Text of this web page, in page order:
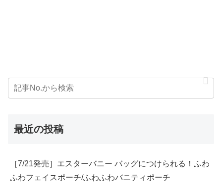
最近の投稿
［7/21発売］エスターバニー バッグにつけられる！ふわ
ふわフェイスポーチ/ふわふわバニティポーチ